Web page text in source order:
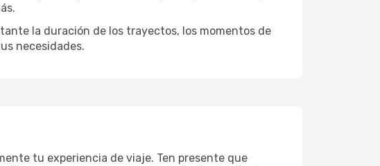
la duración de los trayectos, los momentos de
necesidades.
tu experiencia de viaje. Ten presente que